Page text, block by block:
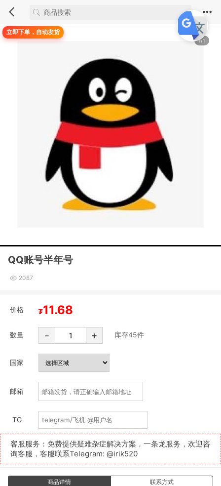
立即下单，自动发货
1/1
QQ账号半年号
2087
价格 ₮11.68
数量 - + 库存45件
国家
邮箱
TG
客服服务：免费提供疑难杂症解决方案，一条龙服务，欢迎咨
询客服，客服联系Telegram: @irik520
商品详情 联系方式